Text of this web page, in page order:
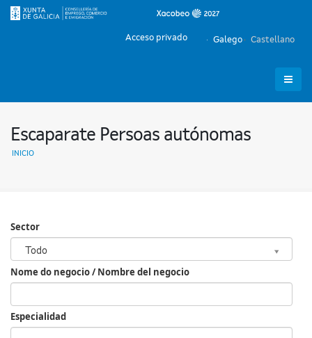
Galego Castellano
Acceso privado
Escaparate Persoas autónomas
INICIO
Sector
Todo
Sector
Nome do negocio / Nombre del negocio
Especialidad